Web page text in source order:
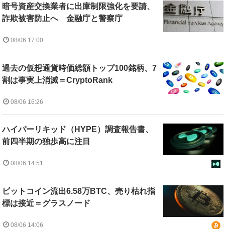
暗号資産交換業者に出庫制限強化を要請、
詐欺被害防止へ 金融庁と警察庁
08/06 17:00
過去の仮想通貨時価総額トップ100銘柄、7
割は事実上消滅＝CryptoRank
08/06 16:26
ハイパーリキッド（HYPE）調査報告書、
前四半期の独歩高に注目
08/06 14:51
ビットコイン流出6.58万BTC、売り枯れ指
標は接近＝グラスノード
08/06 14:06